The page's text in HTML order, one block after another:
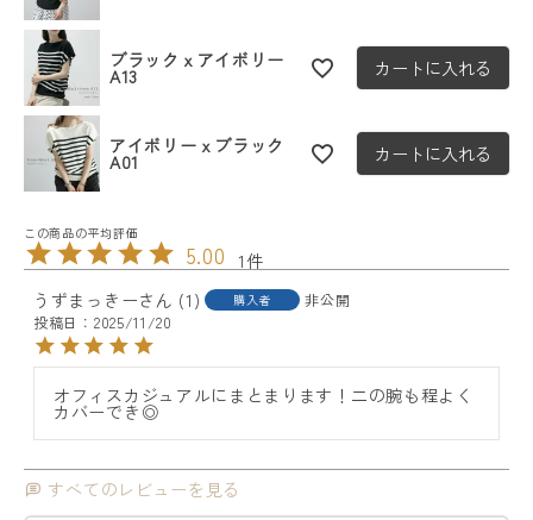
ブラックｘアイボリー
A13 カートに入れる
アイボリーｘブラック
A01 カートに入れる
5.00 1
うずまっきー
1 購入者
非公開
投稿日
2025/11/20
オフィスカジュアルにまとまります！二の腕も程よく
カバーでき◎
すべてのレビューを見る